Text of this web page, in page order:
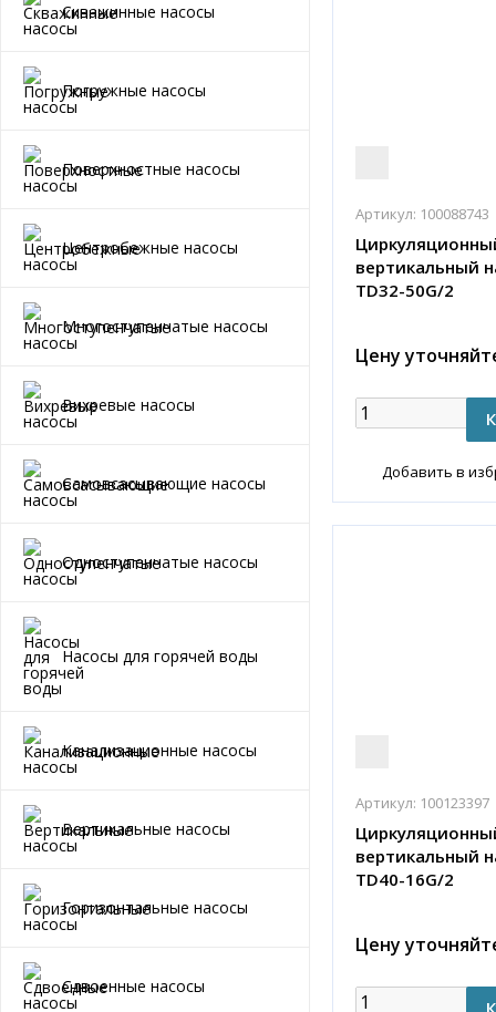
Скважинные насосы
Погружные насосы
Поверхностные насосы
Центробежные насосы
Многоступенчатые насосы
Вихревые насосы
Самовсасывающие насосы
Одноступенчатые насосы
Насосы для горячей воды
Канализационные насосы
Вертикальные насосы
Горизонтальные насосы
Сдвоенные насосы
Артикул: 100088743
вертикальный
TD32-50G/2
Цену
Добавить в
Артикул: 100123397
вертикальный
TD40-16G/2
Цену